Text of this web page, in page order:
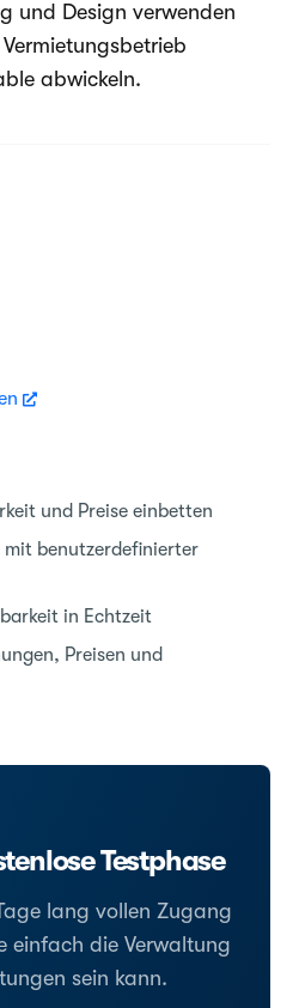
und Design verwenden
abwickeln.
und Preise einbetten
mit benutzerdefinierter
in Echtzeit
Preisen und
Testphase
lang vollen Zugang
einfach die Verwaltung
sein kann.